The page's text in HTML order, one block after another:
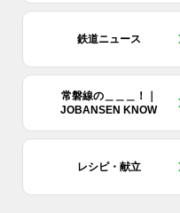
鉄道ニュース
常磐線の＿＿＿！｜
JOBANSEN KNOW
レシピ・献立